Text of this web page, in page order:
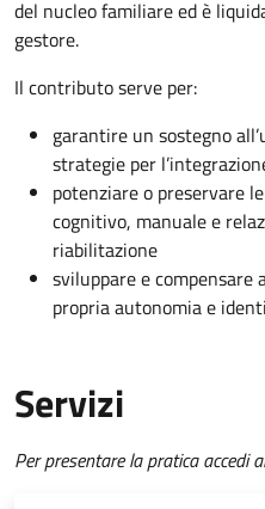
del nucleo familiare ed è
gestore.
Il contributo serve per:
garantire un sostegno
strategie per
potenziare o preservare
cognitivo, manuale e
riabilitazione
sviluppare e compensare
propria autonomia e
Servizi
Per presentare la pratica accedi